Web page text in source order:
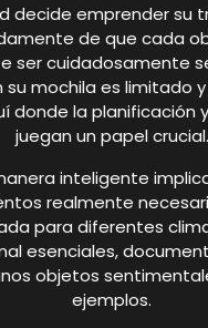
decide emprender su
de que cada
ser cuidadosamente
su mochila es limitado
donde la planificación
juegan un papel crucial.
inteligente
realmente
para diferentes
esenciales,
objetos
ejemplos.